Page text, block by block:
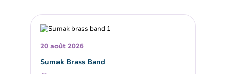
20 août 2026
Sumak Brass Band